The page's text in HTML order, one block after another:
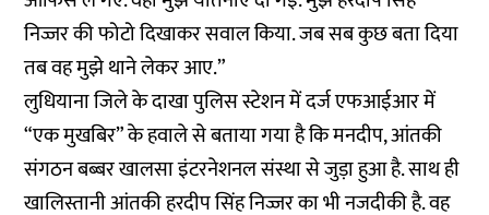
निज्जर की फोटो दिखाकर सवाल किया. जब सब कुछ बता दिया
तब वह मुझे थाने लेकर आए.”
लुधियाना जिले के दाखा पुलिस स्टेशन में दर्ज एफआईआर में
“एक मुखबिर” के हवाले से बताया गया है कि मनदीप, आंतकी
संगठन बब्बर खालसा इंटरनेशनल संस्था से जुड़ा हुआ है. साथ ही
खालिस्तानी आंतकी हरदीप सिंह निज्जर का भी नजदीकी है. वह